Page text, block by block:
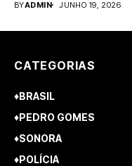
BYADMIN JUNHO 19, 2026
CATEGORIAS
♦BRASIL
♦PEDRO GOMES
♦SONORA
♦POLÍCIA